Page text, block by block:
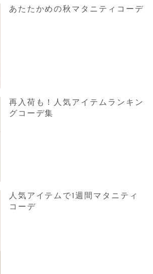
あたたかめの秋マタニティコーデ
再入荷も！人気アイテムランキン
グコーデ集
人気アイテムで1週間マタニティ
コーデ